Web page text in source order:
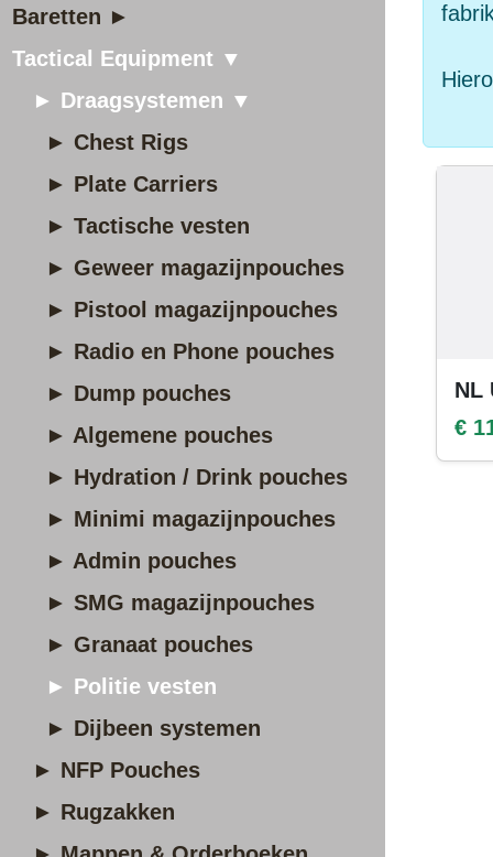
Baretten ►
Tactical Equipment ▼
► Draagsystemen ▼
► Chest Rigs
► Plate Carriers
► Tactische vesten
► Geweer magazijnpouches
► Pistool magazijnpouches
► Radio en Phone pouches
► Dump pouches
► Algemene pouches
► Hydration / Drink pouches
► Minimi magazijnpouches
► Admin pouches
► SMG magazijnpouches
► Granaat pouches
► Politie vesten
► Dijbeen systemen
► NFP Pouches
► Rugzakken
NL
€